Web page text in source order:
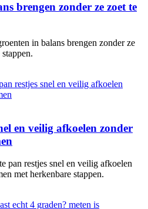
brengen zonder ze zoet te
in balans brengen zonder ze
en veilig afkoelen zonder
pan restjes snel en veilig afkoelen
met herkenbare stappen.